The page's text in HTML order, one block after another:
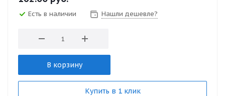
Есть в наличии Нашли дешевле?
В корзину
Купить в 1 клик